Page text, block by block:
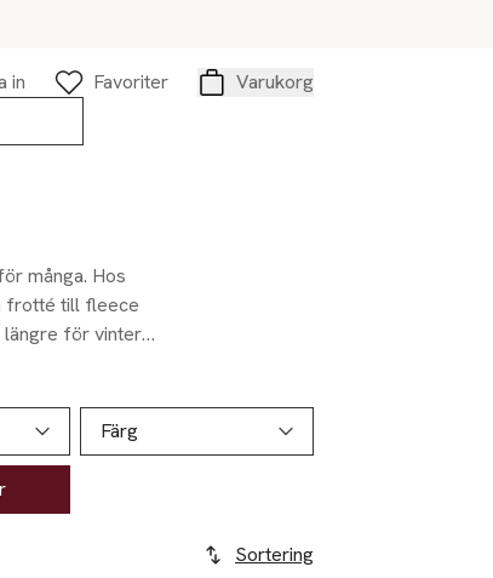
in
Favoriter
Varukorg
många. Hos
frotté till fleece
för vintern,
Färg
Sortering